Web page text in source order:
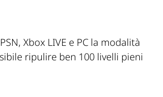
Xbox LIVE e PC la modalità
ripulire ben 100 livelli pieni